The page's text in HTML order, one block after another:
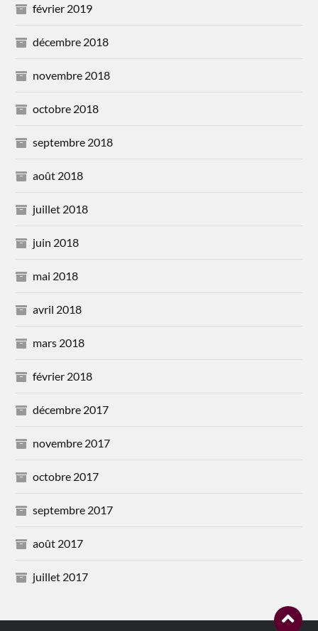
février 2019
décembre 2018
novembre 2018
octobre 2018
septembre 2018
août 2018
juillet 2018
juin 2018
mai 2018
avril 2018
mars 2018
février 2018
décembre 2017
novembre 2017
octobre 2017
septembre 2017
août 2017
juillet 2017